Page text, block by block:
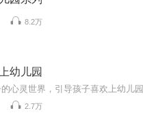
8.2万
幼儿园
心灵世界，引导孩子喜欢上幼儿园
2.7万